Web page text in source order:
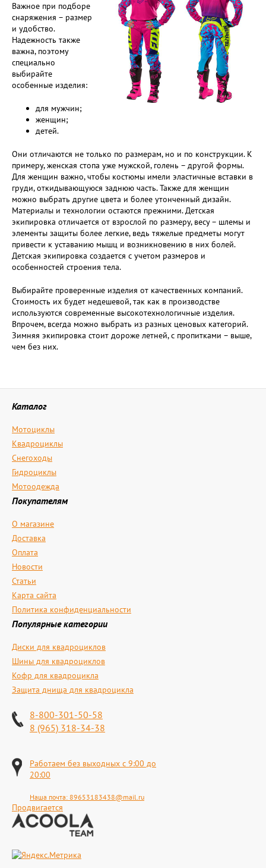
Важное при подборе
снаряжения – размер
и удобство.
Надежность также
важна, поэтому
специально
выбирайте
особенные изделия:
для мужчин;
женщин;
детей.
Они отличаются не только по размерам, но и по конструкции. К
примеру, женская стопа уже мужской, голень – другой формы.
Для женщин важно, чтобы костюмы имели эластичные вставки в
груди, откидывающуюся заднюю часть. Также для женщин
можно выбрать другие цвета и более утонченный дизайн.
Материалы и технологии остаются прежними. Детская
экипировка отличается от взрослой по размеру, весу – шлемы и
элементы защиты более легкие, ведь тяжелые предметы могут
привести к уставанию мышц и возникновению в них болей.
Детская экипировка создается с учетом размеров и
особенностей строения тела.
Выбирайте проверенные изделия от качественных компаний.
Стоимость их будет недешевой, так как в производстве
используются современные высокотехнологичные изделия.
Впрочем, всегда можно выбрать из разных ценовых категорий.
Зимняя экипировка стоит дороже летней, с пропитками – выше,
чем без них.
Каталог
Мотоциклы
Квадроциклы
Снегоходы
Гидроциклы
Мотоодежда
Покупателям
О магазине
Доставка
Оплата
Новости
Статьи
Карта сайта
Политика конфиденциальности
Популярные категории
Диски для квадроциклов
Шины для квадроциклов
Кофр для квадроцикла
Защита днища для квадроцикла
8-800-301-50-58
8 (965) 318-34-38
Работаем без выходных с 9:00 до
20:00
Наша почта: 89653183438@mail.ru
Продвигается